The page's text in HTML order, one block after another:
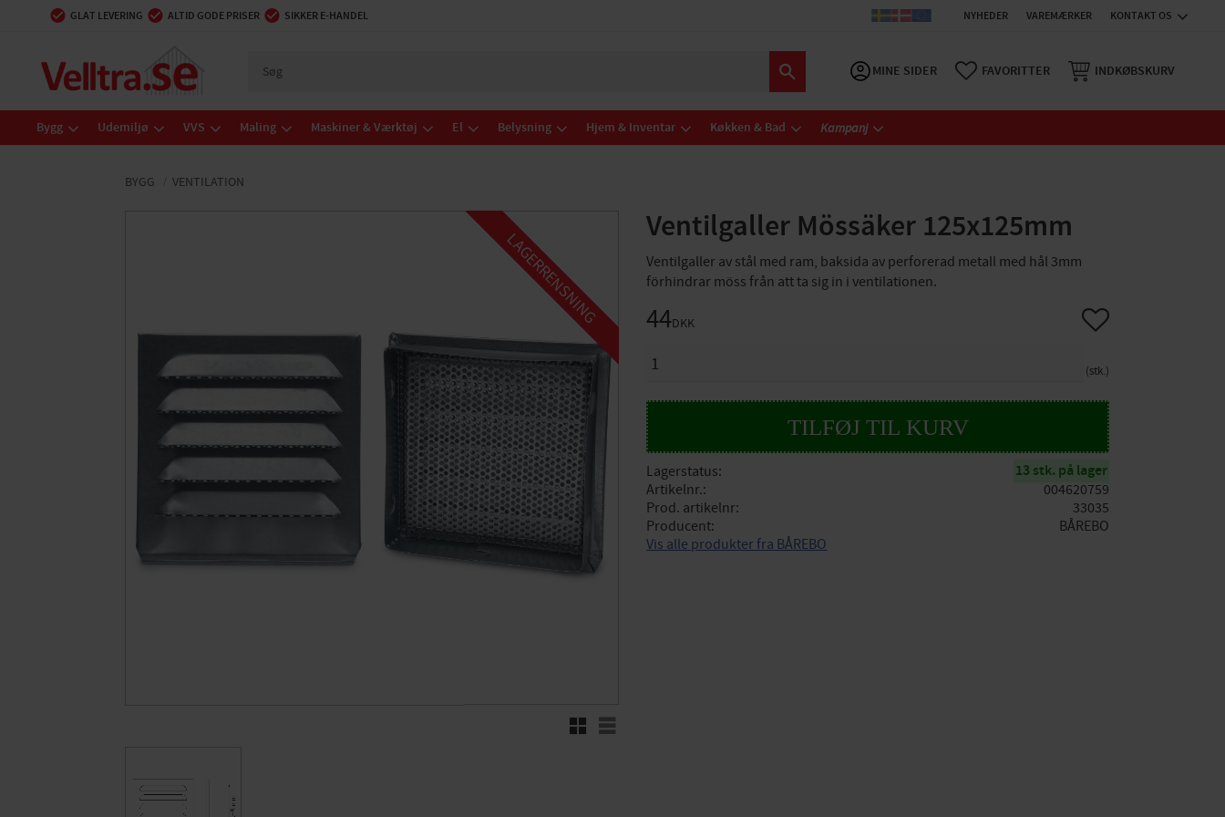
GLAT LEVERING ALTID GODE PRISER SIKKER E-HANDEL NYHEDER VAREMÆRKER KONTAKT OS
MINE SIDER FAVORITTER INDKØBSKURV
Bygg Udemiljø VVS Maling Maskiner & Værktøj El Belysning Hjem & Inventar Køkken & Bad Kampanj
BYGG VENTILATION
Ventilgaller Mössäker 125x125mm
Ventilgaller av stål med ram, baksida av perforerad metall med hål 3mm
förhindrar möss från att ta sig in i ventilationen.
LAGERRENSNING
RutenettListe
44DKK
stk.
Gem som favorit
Lagerstatus 13 stk. på lager
Artikelnr.
004620759
Prod. artikelnr
33035
Producent
BÅREBO
Vis alle produkter fra BÅREBO